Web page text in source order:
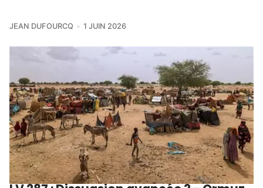
JEAN DUFOURCQ 1 JUIN 2026